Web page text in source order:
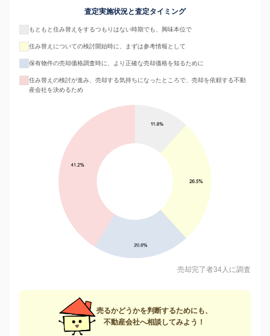
査定実施状況と査定タイミング
もともと住み替えをするつもりはない時期でも、興味本位で
住み替えについての検討開始時に、まずは参考情報として
保有物件の売却価格調査時に、より正確な売却価格を知るために
住み替えの検討が進み、売却する気持ちになったところで、売却を依頼する不動
産会社を決めるため
売却完了者34人に調査
売るかどうかを判断するためにも、
不動産会社へ相談してみよう！